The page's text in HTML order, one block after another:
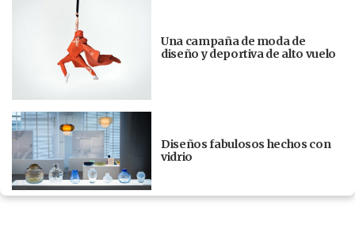
Una campaña de moda de
diseño y deportiva de alto vuelo
Diseños fabulosos hechos con
vidrio